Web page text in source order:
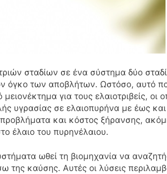
σταδίων σε ένα σύστημα δύο
όγκο των αποβλήτων. Ωστόσο, αυτό
μειονέκτημα για τους ελαιοτριβείς, οι
υγρασίας σε ελαιοπυρήνα με έως
και κόστος ξήρανσης,
έλαιο του πυρηνέλαιου.
ωθεί τη βιομηχανία να
της καύσης. Αυτές οι λύσεις